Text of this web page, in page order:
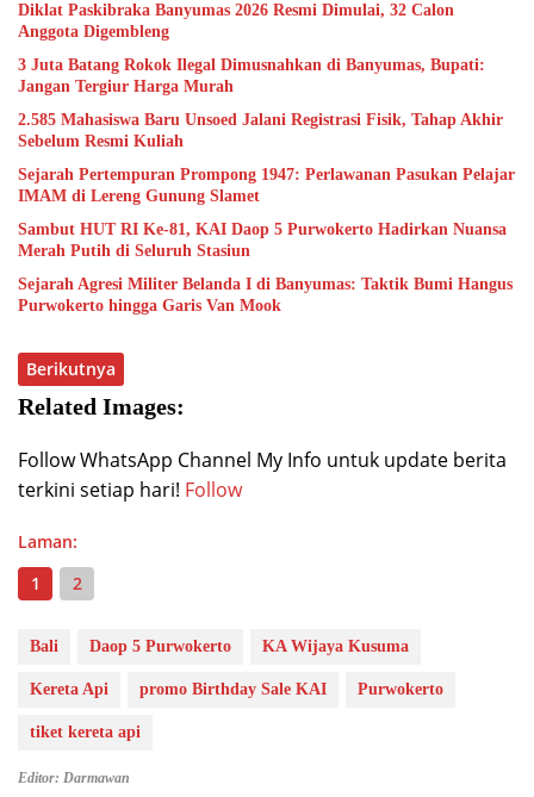
Diklat Paskibraka Banyumas 2026 Resmi Dimulai, 32 Calon
Anggota Digembleng
3 Juta Batang Rokok Ilegal Dimusnahkan di Banyumas, Bupati:
Jangan Tergiur Harga Murah
2.585 Mahasiswa Baru Unsoed Jalani Registrasi Fisik, Tahap Akhir
Sebelum Resmi Kuliah
Sejarah Pertempuran Prompong 1947: Perlawanan Pasukan Pelajar
IMAM di Lereng Gunung Slamet
Sambut HUT RI Ke-81, KAI Daop 5 Purwokerto Hadirkan Nuansa
Merah Putih di Seluruh Stasiun
Sejarah Agresi Militer Belanda I di Banyumas: Taktik Bumi Hangus
Purwokerto hingga Garis Van Mook
Berikutnya
Related Images:
Follow WhatsApp Channel My Info untuk update berita
terkini setiap hari! Follow
Laman:
1
2
Bali Daop 5 Purwokerto KA Wijaya Kusuma
Kereta Api promo Birthday Sale KAI Purwokerto
tiket kereta api
Editor: Darmawan